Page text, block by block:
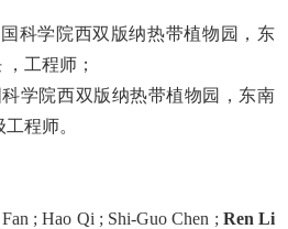
科学院西双版纳热带植物园 ，东
，工程师；
学院西双版纳热带植物园
，东南
工程师。
; Hao Qi ; Shi-Guo Chen ; Ren Li